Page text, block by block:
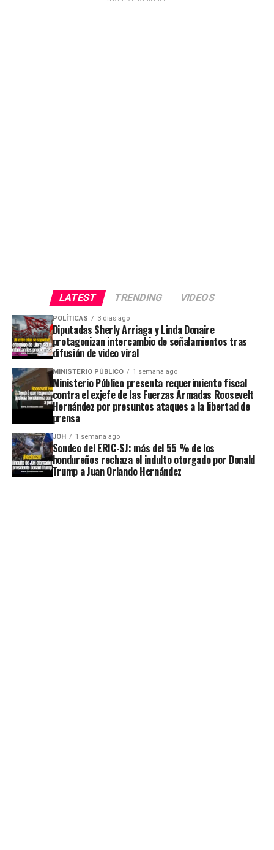
LATEST TRENDING VIDEOS
POLÍTICAS 3 días ago
Diputadas Sherly Arriaga y Linda Donaire
protagonizan intercambio de señalamientos tras
difusión de video viral
MINISTERIO PÚBLICO 1 semana ago
Ministerio Público presenta requerimiento fiscal
contra el exjefe de las Fuerzas Armadas Roosevelt
Hernández por presuntos ataques a la libertad de
prensa
JOH 1 semana ago
Sondeo del ERIC-SJ: más del 55 % de los
hondureños rechaza el indulto otorgado por Donald
Trump a Juan Orlando Hernández